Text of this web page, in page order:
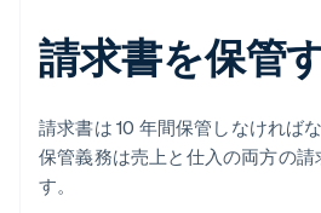
請求書を保管
請求書は 10 年間保管しなければ
保管義務は売上と仕入の両方の請
す。